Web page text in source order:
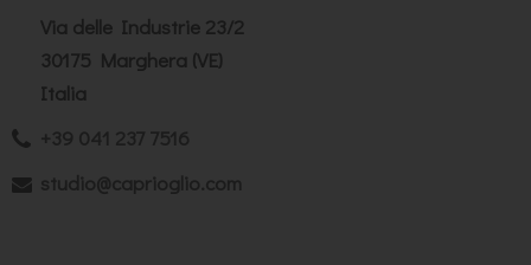
Via delle Industrie 23/2
30175 Marghera (VE)
Italia
+39 041 237 7516
studio@caprioglio.com